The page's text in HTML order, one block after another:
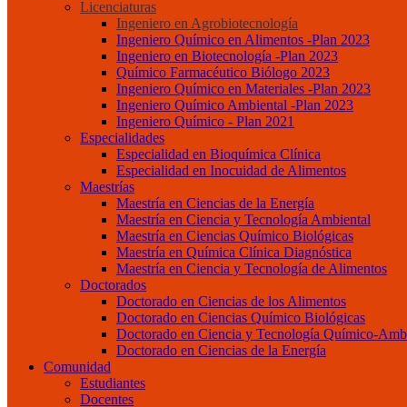
Licenciaturas
Ingeniero en Agrobiotecnología
Ingeniero Químico en Alimentos -Plan 2023
Ingeniero en Biotecnología -Plan 2023
Químico Farmacéutico Biólogo 2023
Ingeniero Químico en Materiales -Plan 2023
Ingeniero Químico Ambiental -Plan 2023
Ingeniero Químico - Plan 2021
Especialidades
Especialidad en Bioquímica Clínica
Especialidad en Inocuidad de Alimentos
Maestrías
Maestría en Ciencias de la Energía
Maestría en Ciencia y Tecnología Ambiental
Maestría en Ciencias Químico Biológicas
Maestría en Química Clínica Diagnóstica
Maestría en Ciencia y Tecnología de Alimentos
Doctorados
Doctorado en Ciencias de los Alimentos
Doctorado en Ciencias Químico Biológicas
Doctorado en Ciencia y Tecnología Químico-
Doctorado en Ciencias de la Energía
Comunidad
Estudiantes
Docentes